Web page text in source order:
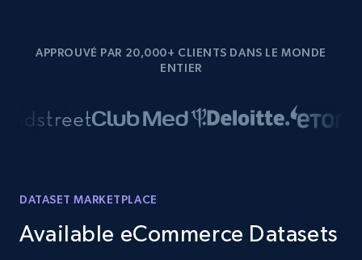
APPROUVÉ PAR 20,000+ CLIENTS DANS LE MONDE
ENTIER
DATASET MARKETPLACE
Available eCommerce Datasets